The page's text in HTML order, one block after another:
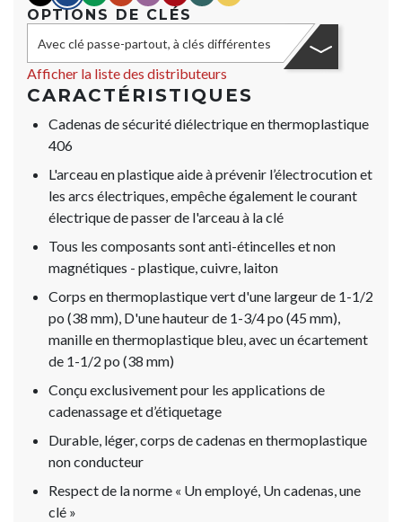
OPTIONS DE CLÉS
Avec clé passe-partout, à clés différentes
Afficher la liste des distributeurs
CARACTÉRISTIQUES
Cadenas de sécurité diélectrique en thermoplastique
406
L'arceau en plastique aide à prévenir l’électrocution et
les arcs électriques, empêche également le courant
électrique de passer de l'arceau à la clé
Tous les composants sont anti-étincelles et non
magnétiques - plastique, cuivre, laiton
Corps en thermoplastique vert d'une largeur de 1-1/2
po (38 mm), D'une hauteur de 1-3/4 po (45 mm),
manille en thermoplastique bleu, avec un écartement
de 1-1/2 po (38 mm)
Conçu exclusivement pour les applications de
cadenassage et d’étiquetage
Durable, léger, corps de cadenas en thermoplastique
non conducteur
Respect de la norme « Un employé, Un cadenas, une
clé »